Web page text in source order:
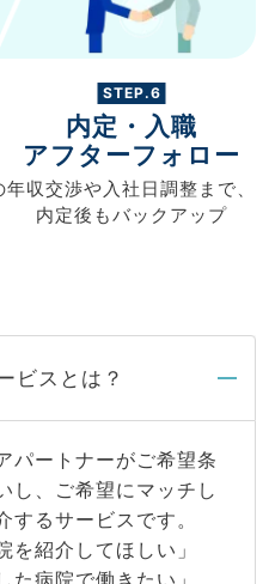
STEP.6
内定・入職
アフターフォロー
年収交渉や入社日調整まで、
内定後もバックアップ
ビスとは？
パートナーがご希望条
し、ご希望にマッチし
するサービスです。
を紹介してほしい」